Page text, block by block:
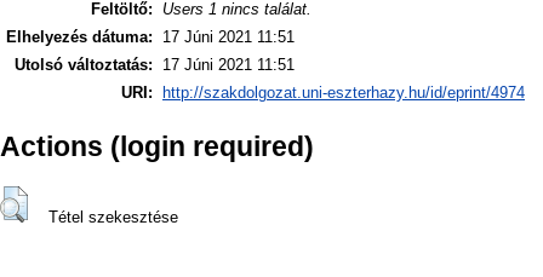
Feltöltő:
Users 1 nincs találat.
Elhelyezés dátuma:
17 Júni 2021 11:51
Utolsó változtatás:
17 Júni 2021 11:51
URI:
http://szakdolgozat.uni-eszterhazy.hu/id/eprint/4974
Actions (login required)
Tétel szekesztése